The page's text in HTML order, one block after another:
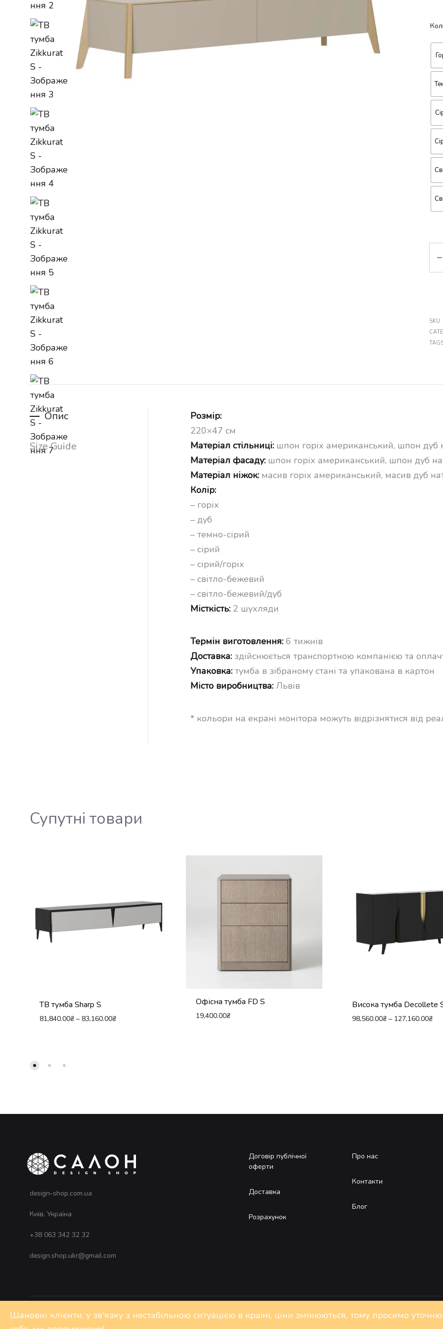
SKU
Опис
Size Guide
Розмір:
220×47 см
Матеріал стільниці: шпон горіх американський, шпон
Матеріал фасаду: шпон горіх американський, шпон дуб
Матеріал ніжок: масив горіх американський, масив дуб
Колір:
– горіх
– дуб
– темно-сірий
– сірий
– сірий/горіх
– світло-бежевий
– світло-бежевий/дуб
Місткість: 2 шухляди
Термін виготовлення: 6 тижнів
Доставка: здійснюється транспортною компанією та
Упаковка: тумба в зібраному стані та упакована в картон
Місто виробництва: Львів
* кольори на екрані монітора можуть відрізнятися від
Супутні товари
ТВ тумба Sharp S
81,840.00₴ – 83,160.00₴
Офісна тумба FD S
19,400.00₴
Висока тумба Decollete
98,560.00₴ – 127,160.00₴
design-shop.com.ua
Київ, Україна
+38 063 342 32 32
design.shop.ukr@gmail.com
Договір публічної
оферти
Доставка
Розрахунок
Про нас
Контакти
Блог
©2020 Design-shop. All rights reserved
Шановні клієнти, у зв'язку з нестабільною ситуацією в країні, ціни змінюються, тому просимо